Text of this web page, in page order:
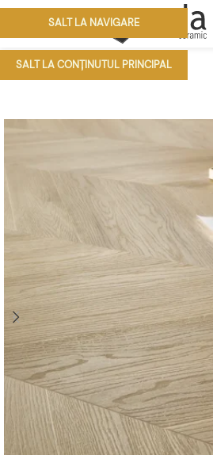
SALT LA NAVIGARE
SALT LA CONȚINUTUL PRINCIPAL